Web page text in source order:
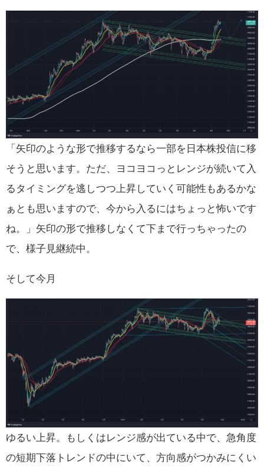
「矢印のような形で推移するなら一部を日本株投信に移
そうと思います。ただ、ヨコヨコっとレンジが続いて入
るタイミングを逃しつつ上昇していく可能性もあるかな
ぁとも思いますので、今から入るにはちょっと怖いです
ね。」矢印の形で推移しなくて下まで行っちゃったの
で、様子見継続中。
そして今月
ゆるい上昇。もしくはレンジ感が出ている中で、急角度
の短期下落トレンドの中にいて、方向感がつかみにくい